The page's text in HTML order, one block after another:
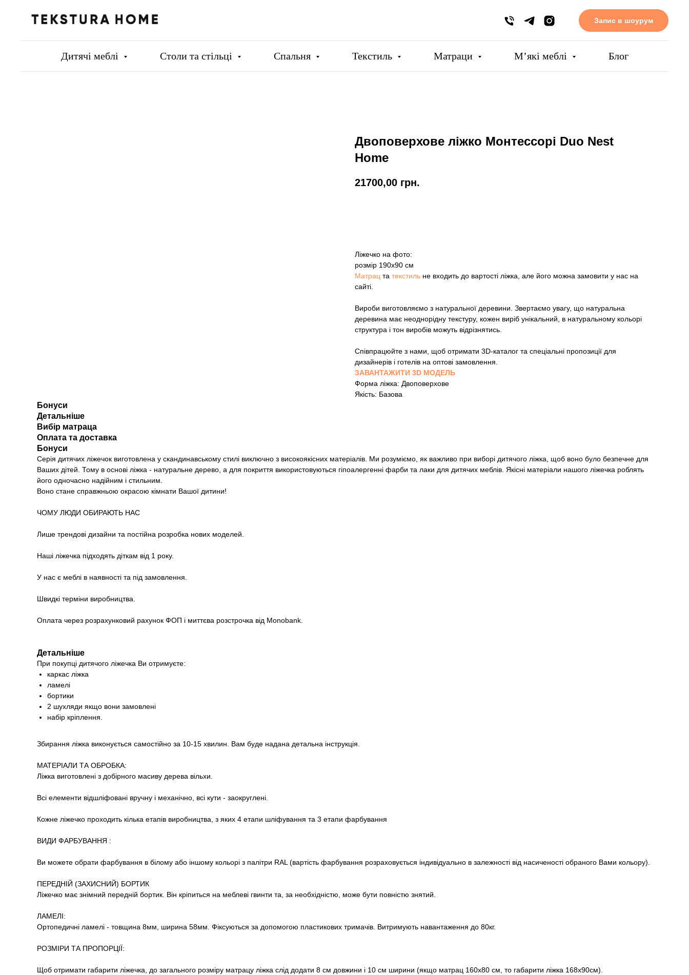
Запис в шоурум
Дитячі меблі Столи та стільці Спальня Текстиль Матраци Мʼякі меблі Блог
Двоповерхове ліжко Монтессорі Duo Nest
Home
21700,00 грн.
Ліжечко на фото:
розмір 190х90 см
Матрац та текстиль не входить до вартості ліжка, але його можна замовити у нас на
сайті.
Вироби виготовляємо з натуральної деревини. Звертаємо увагу, що натуральна
деревина має неоднорідну текстуру, кожен виріб унікальний, в натуральному кольорі
структура і тон виробів можуть відрізнятись.
Співпрацюйте з нами, щоб отримати 3D-каталог та спеціальні пропозиції для
дизайнерів і готелів на оптові замовлення.
ЗАВАНТАЖИТИ 3D МОДЕЛЬ
Форма ліжка: Двоповерхове
Якість: Базова
Бонуси
Детальніше
Вибір матраца
Оплата та доставка
Бонуси
Серія дитячих ліжечок виготовлена у скандинавському стилі виключно з високоякісних матеріалів. Ми розуміємо, як важливо при виборі дитячого ліжка, щоб воно було безпечне для
Ваших дітей. Тому в основі ліжка - натуральне дерево, а для покриття використовуються гіпоалергенні фарби та лаки для дитячих меблів. Якісні матеріали нашого ліжечка роблять
його одночасно надійним і стильним.
Воно стане справжньою окрасою кімнати Вашої дитини!
ЧОМУ ЛЮДИ ОБИРАЮТЬ НАС
Лише трендові дизайни та постійна розробка нових моделей.
Наші ліжечка підходять діткам від 1 року.
У нас є меблі в наявності та під замовлення.
Швидкі терміни виробництва.
Оплата через розрахунковий рахунок ФОП і миттєва розстрочка від Monobank.
Детальніше
При покупці дитячого ліжечка Ви отримуєте:
каркас ліжка
ламелі
бортики
2 шухляди якщо вони замовлені
набір кріплення.
Збирання ліжка виконується самостійно за 10-15 хвилин. Вам буде надана детальна інструкція.
МАТЕРІАЛИ ТА ОБРОБКА:
Ліжка виготовлені з добірного масиву дерева вільхи.
Всі елементи відшліфовані вручну і механічно, всі кути - заокруглені.
Кожне ліжечко проходить кілька етапів виробництва, з яких 4 етапи шліфування та 3 етапи фарбування
ВИДИ ФАРБУВАННЯ :
Ви можете обрати фарбування в білому або іншому кольорі з палітри RAL (вартість фарбування розраховується індивідуально в залежності від насиченості обраного Вами кольору).
ПЕРЕДНІЙ (ЗАХИСНИЙ) БОРТИК
Ліжечко має знімний передній бортик. Він кріпиться на меблеві гвинти та, за необхідністю, може бути повністю знятий.
ЛАМЕЛІ:
Ортопедичні ламелі - товщина 8мм, ширина 58мм. Фіксуються за допомогою пластикових тримачів. Витримують навантаження до 80кг.
РОЗМІРИ ТА ПРОПОРЦІЇ:
Щоб отримати габарити ліжечка, до загального розміру матрацу ліжка слід додати 8 см довжини і 10 см ширини (якщо матрац 160х80 см, то габарити ліжка 168х90см).